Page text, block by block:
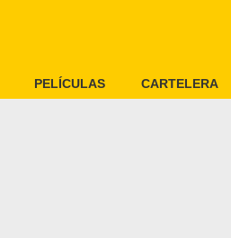
PELÍCULAS CARTELERA